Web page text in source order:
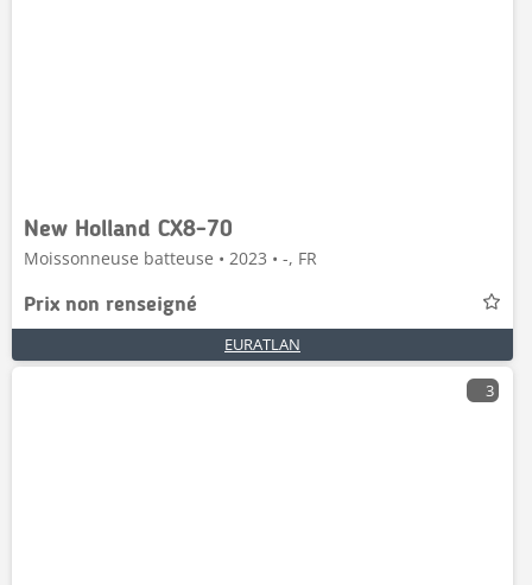
New Holland CX8-70
Moissonneuse batteuse • 2023 • -, FR
Prix non renseigné
EURATLAN
3